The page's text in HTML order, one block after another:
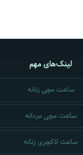
لینک‌های مهم
ساعت مچی زنانه
ساعت مچی مردانه
ساعت لاکچری زنانه